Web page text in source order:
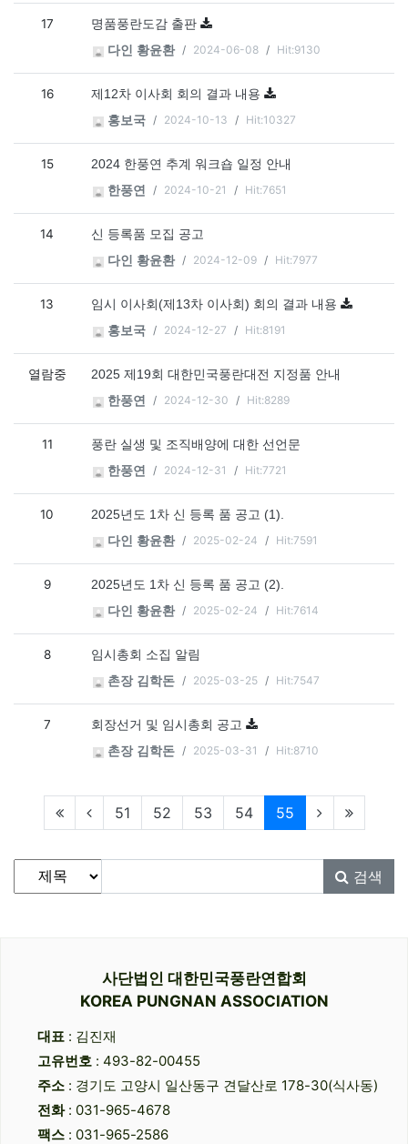
17
명품풍란도감 출판
다인 황윤환
2024-06-08 Hit:9130
16
제12차 이사회 회의 결과 내용
홍보국
2024-10-13 Hit:10327
15
2024 한풍연 추계 워크숍 일정 안내
한풍연
2024-10-21 Hit:7651
14
신 등록품 모집 공고
다인 황윤환
2024-12-09 Hit:7977
13
임시 이사회(제13차 이사회) 회의 결과 내용
홍보국
2024-12-27 Hit:8191
열람중
2025 제19회 대한민국풍란대전 지정품 안내
한풍연
2024-12-30 Hit:8289
11
풍란 실생 및 조직배양에 대한 선언문
한풍연
2024-12-31 Hit:7721
10
2025년도 1차 신 등록 품 공고 (1).
다인 황윤환
2025-02-24 Hit:7591
9
2025년도 1차 신 등록 품 공고 (2).
다인 황윤환
2025-02-24 Hit:7614
8
임시총회 소집 알림
촌장 김학돈
2025-03-25 Hit:7547
7
회장선거 및 임시총회 공고
촌장 김학돈
2025-03-31 Hit:8710
51 52 53 54 55현재페이지
게시물 검색
검색대상
검색어필수 검색
사단법인 대한민국풍란연합회
KOREA PUNGNAN ASSOCIATION
대표 : 김진재
고유번호 : 493-82-00455
주소 : 경기도 고양시 일산동구 견달산로 178-30(식사동)
전화: 031-965-4678
팩스 : 031-965-2586